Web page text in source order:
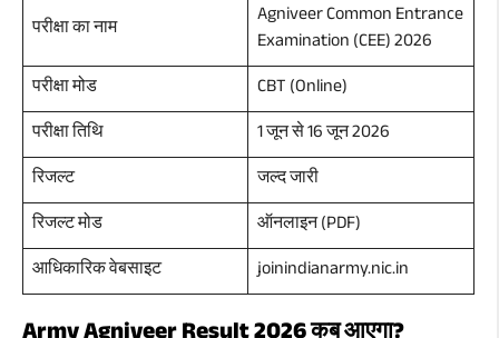
परीक्षा का नाम
Agniveer Common Entrance
Examination (CEE) 2026
परीक्षा मोड
CBT (Online)
परीक्षा तिथि
1 जून से 16 जून 2026
रिजल्ट
जल्द जारी
रिजल्ट मोड
ऑनलाइन (PDF)
आधिकारिक वेबसाइट
joinindianarmy.nic.in